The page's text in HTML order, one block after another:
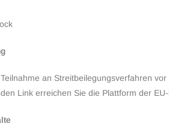
an Streitbeilegungsverfahren
Link erreichen Sie die Plattform der